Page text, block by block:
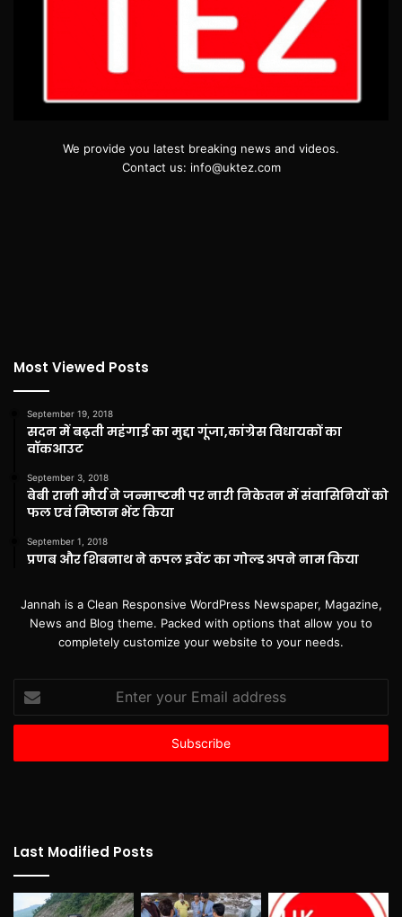
We provide you latest breaking news and videos.
Contact us: info@uktez.com
Most Viewed Posts
September 19, 2018
सदन में बढ़ती महंगाई का मुद्दा गूंजा,कांग्रेस विधायकों का
वॉकआउट
September 3, 2018
बेबी रानी मौर्य ने जन्माष्टमी पर नारी निकेतन में संवासिनियों को
फल एवं मिष्ठान भेंट किया
September 1, 2018
प्रणब और शिबनाथ ने कपल इवेंट का गोल्ड अपने नाम किया
Jannah is a Clean Responsive WordPress Newspaper, Magazine,
News and Blog theme. Packed with options that allow you to
completely customize your website to your needs.
your
Email
Last Modified Posts